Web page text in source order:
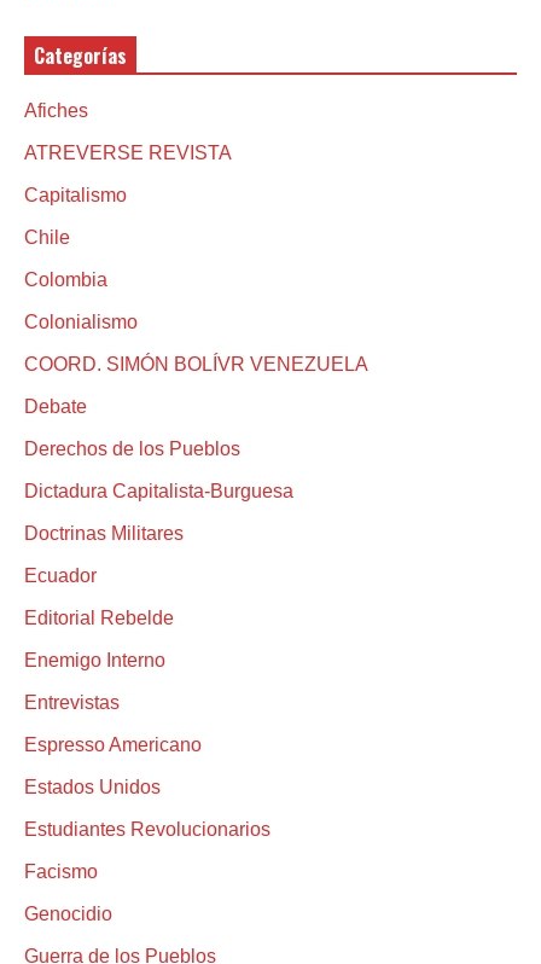
Categorías
Afiches
ATREVERSE REVISTA
Capitalismo
Chile
Colombia
Colonialismo
COORD. SIMÓN BOLÍVR VENEZUELA
Debate
Derechos de los Pueblos
Dictadura Capitalista-Burguesa
Doctrinas Militares
Ecuador
Editorial Rebelde
Enemigo Interno
Entrevistas
Espresso Americano
Estados Unidos
Estudiantes Revolucionarios
Facismo
Genocidio
Guerra de los Pueblos